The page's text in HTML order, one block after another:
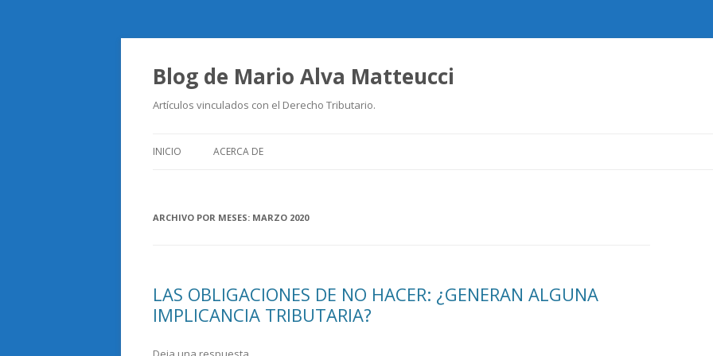
Blog de Mario Alva Matteucci
Artículos vinculados con el Derecho Tributario.
INICIO ACERCA DE
ARCHIVO POR MESES: MARZO 2020
LAS OBLIGACIONES DE NO HACER: ¿GENERAN ALGUNA
IMPLICANCIA TRIBUTARIA?